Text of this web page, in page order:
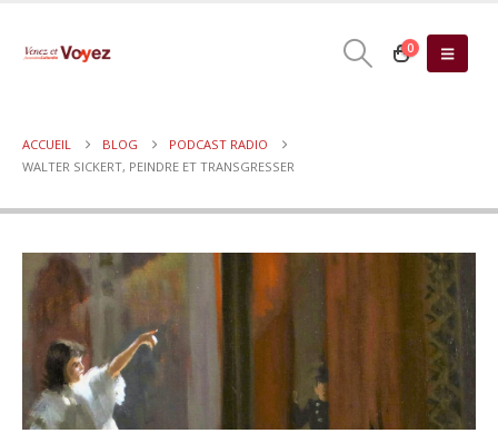
0
ACCUEIL BLOG
PODCAST RADIO
WALTER SICKERT, PEINDRE ET TRANSGRESSER